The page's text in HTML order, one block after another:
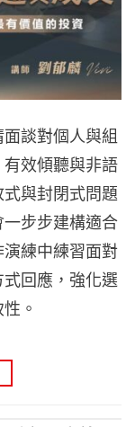
談對個人與組
效傾聽與非語
與封閉式問題
步步建構適合
練中練習面對
回應，強化選
。